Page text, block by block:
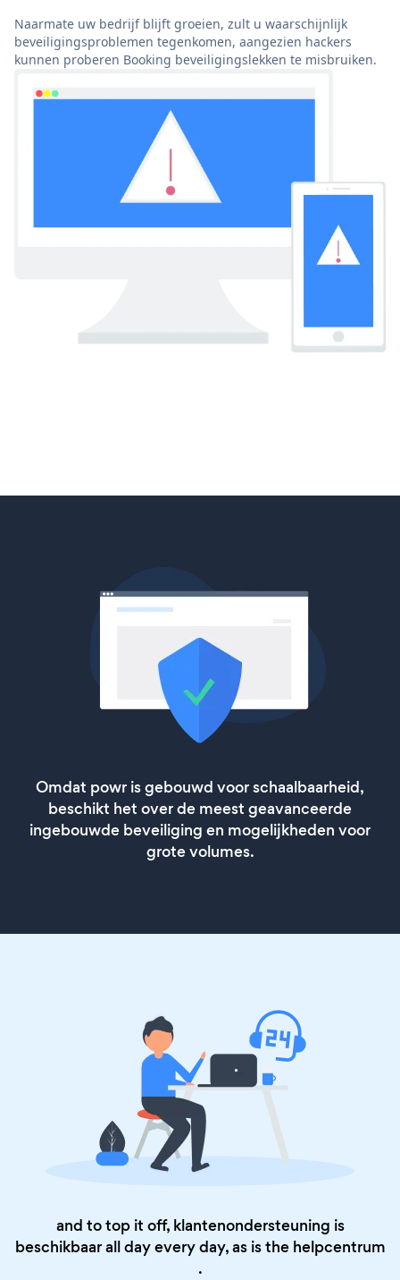
Naarmate uw bedrijf blijft groeien, zult u waarschijnlijk
beveiligingsproblemen tegenkomen, aangezien hackers
kunnen proberen Booking beveiligingslekken te misbruiken.
Omdat powr is gebouwd voor schaalbaarheid,
beschikt het over de meest geavanceerde
ingebouwde beveiliging en mogelijkheden voor
grote volumes.
and to top it off, klantenondersteuning is
beschikbaar all day every day, as is the helpcentrum
.